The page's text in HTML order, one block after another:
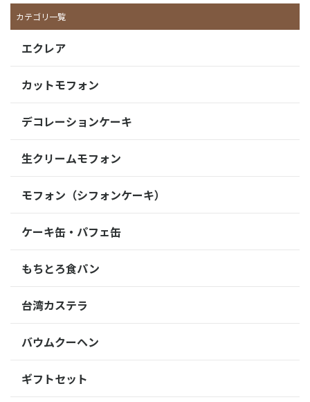
カテゴリ一覧
エクレア
カットモフォン
デコレーションケーキ
生クリームモフォン
モフォン（シフォンケーキ）
ケーキ缶・パフェ缶
もちとろ食パン
台湾カステラ
バウムクーヘン
ギフトセット